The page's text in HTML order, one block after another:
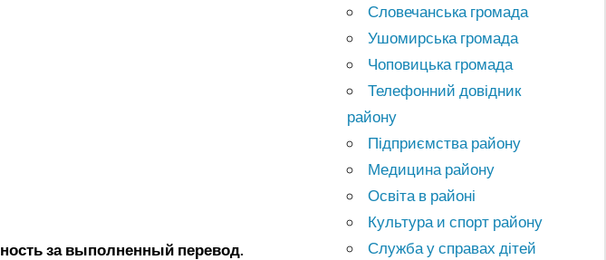
за выполненный перевод.
Словечанська громада
Ушомирська громада
Чоповицька громада
Телефонний довідник
району
Підприємства району
Медицина району
Освіта в районі
Культура и спорт району
Служба у справах дітей